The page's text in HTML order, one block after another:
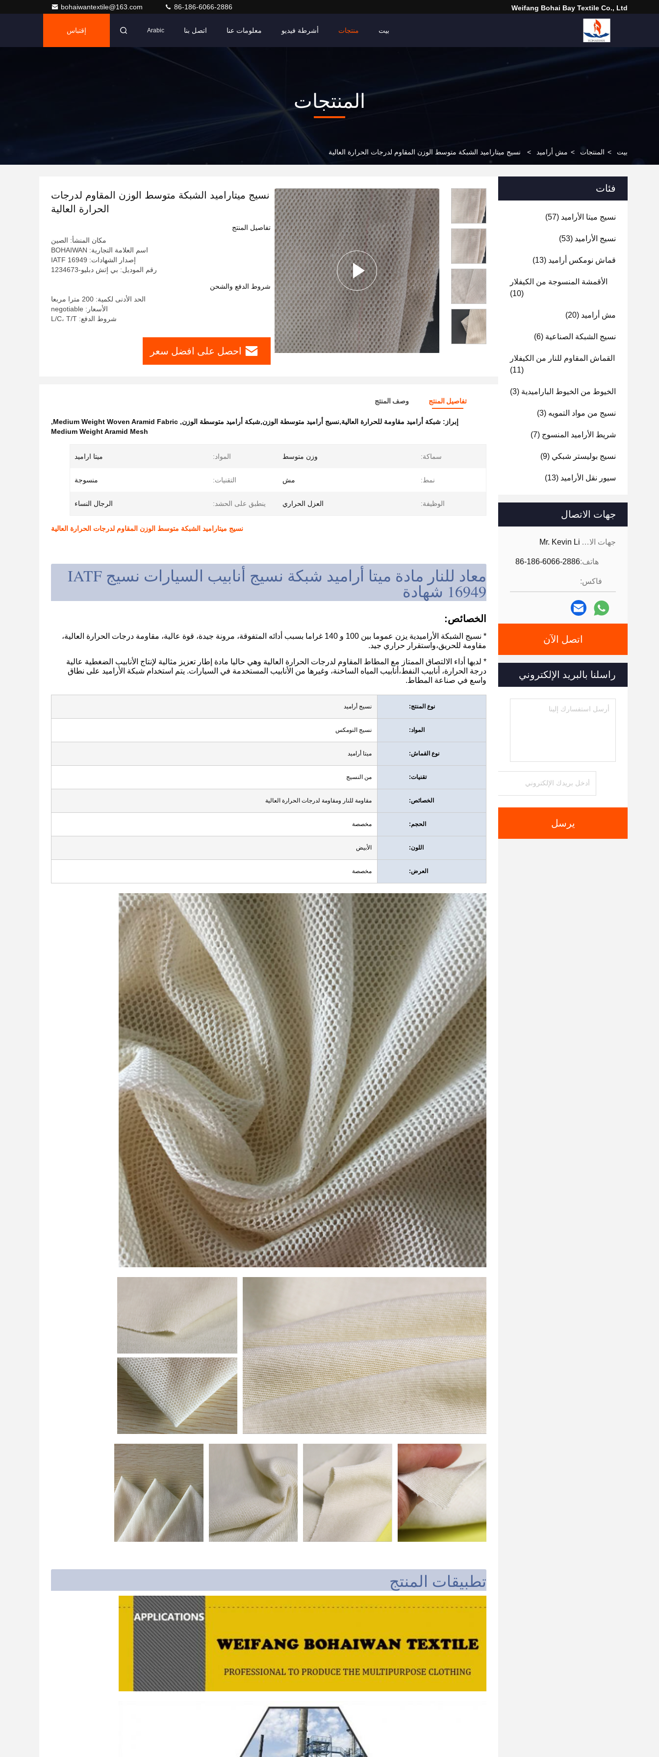
Weifang Bohai Bay Textile Co., Ltd
bohaiwantextile@163.com 86-186-6066-2886
بيت منتجات أشرطة فيديو معلومات عنا اتصل بنا Arabic إقتباس
المنتجات
بيت > المنتجات > مش أراميد > نسيج ميتاراميد الشبكة متوسط الوزن المقاوم لدرجات الحرارة العالية
فئات
نسيج ميتا الأراميد (57)
نسيج الأراميد (53)
قماش نومكس أراميد (13)
الأقمشة المنسوجة من الكيفلار
(10)
مش أراميد (20)
نسيج الشبكة الصناعية (6)
القماش المقاوم للنار من الكيفلار
(11)
الخيوط من الخيوط الباراميدية (3)
نسيج من مواد التمويه (3)
شريط الأراميد المنسوج (7)
نسيج بوليستر شبكي (9)
سيور نقل الأراميد (13)
جهات الاتصال
جهات الاتصال: Mr. Kevin Li
هاتف:86-186-6066-2886
فاكس:
اتصل الآن
راسلنا بالبريد الإلكتروني
يرسل
نسيج ميتاراميد الشبكة متوسط الوزن المقاوم لدرجات
الحرارة العالية
تفاصيل المنتج
مكان المنشأ: الصين
اسم العلامة التجارية: BOHAIWAN
إصدار الشهادات: IATF 16949
رقم الموديل: بي إتش دبليو-1234673
شروط الدفع والشحن
الحد الأدنى لكمية: 200 مترا مربعا
الأسعار: negotiable
شروط الدفع: L/C، T/T
احصل على افضل سعر
تفاصيل المنتج وصف المنتج
إبراز: شبكة أراميد مقاومة للحرارة العالية,نسيج أراميد متوسطة الوزن,شبكة أراميد متوسطة الوزن,
Medium Weight Woven Aramid Fabric
,
Medium Weight Aramid Mesh
سماكة: وزن متوسط المواد: ميتا اراميد
نمط: مش التقنيات: منسوجة
الوظيفة: العزل الحراري ينطبق على الحشد: الرجال النساء
نسيج ميتاراميد الشبكة متوسط الوزن المقاوم لدرجات الحرارة العالية
معاد للنار مادة ميتا أراميد شبكة نسيج أنابيب السيارات نسيج IATF
16949 شهادة
الخصائص:
* نسيج الشبكة الأراميدية يزن عموما بين 100 و 140 غراما بسبب أدائه المتفوقة، مرونة جيدة، قوة عالية، مقاومة درجات الحرارة العالية،
مقاومة للحريق،واستقرار حراري جيد.
* لديها أداء الالتصاق الممتاز مع المطاط المقاوم لدرجات الحرارة العالية وهي حاليا مادة إطار تعزيز مثالية لإنتاج الأنابيب الضغطية عالية
درجة الحرارة، أنابيب النفط،أنابيب المياه الساخنة، وغيرها من الأنابيب المستخدمة في السيارات. يتم استخدام شبكة الأراميد على نطاق
واسع في صناعة المطاط.
نوع المنتج: نسيج أراميد
المواد: نسيج النومكس
نوع القماش: ميتا أراميد
تقنيات: من النسيج
الخصائص: مقاومة للنار ومقاومة لدرجات الحرارة العالية
الحجم: مخصصة
اللون: الأبيض
العرض: مخصصة
تطبيقات المنتج